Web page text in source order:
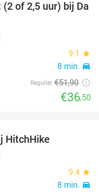
30%
of 2,5 uur) bij Da
9.1 star
8 min. directions_car
Regulier €51,90
€36,50
HitchHike
9.4 star
8 min. directions_car